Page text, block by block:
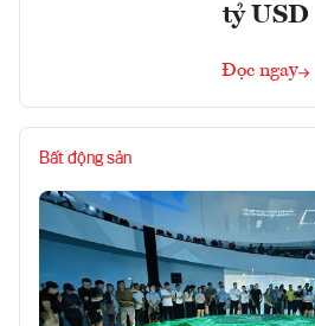
tỷ USD
Đọc ngay
Bất động sản